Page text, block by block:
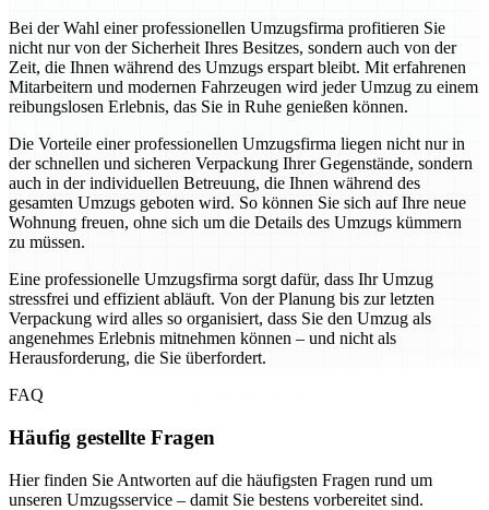
Bei der Wahl einer professionellen Umzugsfirma profitieren Sie
nicht nur von der Sicherheit Ihres Besitzes, sondern auch von der
Zeit, die Ihnen während des Umzugs erspart bleibt. Mit erfahrenen
Mitarbeitern und modernen Fahrzeugen wird jeder Umzug zu einem
reibungslosen Erlebnis, das Sie in Ruhe genießen können.
Die Vorteile einer professionellen Umzugsfirma liegen nicht nur in
der schnellen und sicheren Verpackung Ihrer Gegenstände, sondern
auch in der individuellen Betreuung, die Ihnen während des
gesamten Umzugs geboten wird. So können Sie sich auf Ihre neue
Wohnung freuen, ohne sich um die Details des Umzugs kümmern
zu müssen.
Eine professionelle Umzugsfirma sorgt dafür, dass Ihr Umzug
stressfrei und effizient abläuft. Von der Planung bis zur letzten
Verpackung wird alles so organisiert, dass Sie den Umzug als
angenehmes Erlebnis mitnehmen können – und nicht als
Herausforderung, die Sie überfordert.
FAQ
Häufig gestellte Fragen
Hier finden Sie Antworten auf die häufigsten Fragen rund um
unseren Umzugsservice – damit Sie bestens vorbereitet sind.